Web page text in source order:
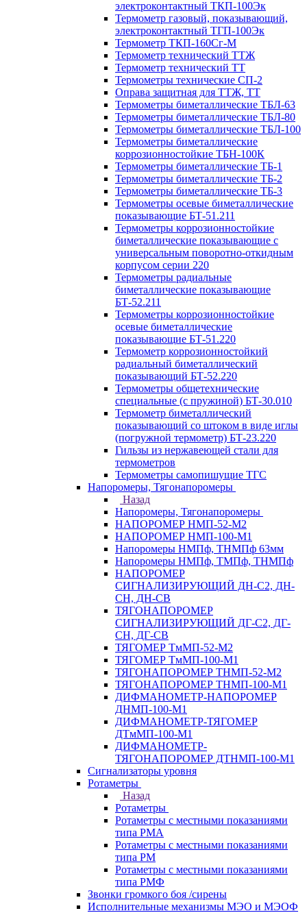
электроконтактный ТКП-100Эк
Термометр газовый, показывающий,
электроконтактный ТГП-100Эк
Термометр ТКП-160Сг-М
Термометр технический ТТЖ
Термометр технический ТТ
Термометры технические СП-2
Оправа защитная для ТТЖ, ТТ
Термометры биметаллические ТБЛ-63
Термометры биметаллические ТБЛ-80
Термометры биметаллические ТБЛ-100
Термометры биметаллические
коррозионностойкие ТБН-100К
Термометры биметаллические ТБ-1
Термометры биметаллические ТБ-2
Термометры биметаллические ТБ-3
Термометры осевые биметаллические
показывающие БТ-51.211
Термометры коррозионностойкие
биметаллические показывающие с
универсальным поворотно-откидным
корпусом серии 220
Термометры радиальные
биметаллические показывающие
БТ-52.211
Термометры коррозионностойкие
осевые биметаллические
показывающие БТ-51.220
Термометр коррозионностойкий
радиальный биметаллический
показывающий БТ-52.220
Термометры общетехнические
специальные (с пружиной) БТ-30.010
Термометр биметаллический
показывающий со штоком в виде иглы
(погружной термометр) БТ-23.220
Гильзы из нержавеющей стали для
термометров
Термометры самопишущие ТГС
Напоромеры, Тягонапоромеры
Назад
Напоромеры, Тягонапоромеры
НАПОРОМЕР НМП-52-М2
НАПОРОМЕР НМП-100-М1
Напоромеры НМПф, ТНМПф 63мм
Напоромеры НМПф, ТМПф, ТНМПф
НАПОРОМЕР
СИГНАЛИЗИРУЮЩИЙ ДН-С2, ДН-
СН, ДН-СВ
ТЯГОНАПОРОМЕР
СИГНАЛИЗИРУЮЩИЙ ДГ-С2, ДГ-
СН, ДГ-СВ
ТЯГОМЕР ТмМП-52-М2
ТЯГОМЕР ТмМП-100-М1
ТЯГОНАПОРОМЕР ТНМП-52-М2
ТЯГОНАПОРОМЕР ТНМП-100-М1
ДИФМАНОМЕТР-НАПОРОМЕР
ДНМП-100-М1
ДИФМАНОМЕТР-ТЯГОМЕР
ДТмМП-100-М1
ДИФМАНОМЕТР-
ТЯГОНАПОРОМЕР ДТНМП-100-М1
Сигнализаторы уровня
Ротаметры
Назад
Ротаметры
Ротаметры с местными показаниями
типа РМА
Ротаметры с местными показаниями
типа РМ
Ротаметры с местными показаниями
типа РМФ
Звонки громкого боя /сирены
Исполнительные механизмы МЭО и МЭОФ